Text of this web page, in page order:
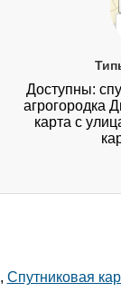
Доступны:
агрогородка
карта с
, Спутниковая